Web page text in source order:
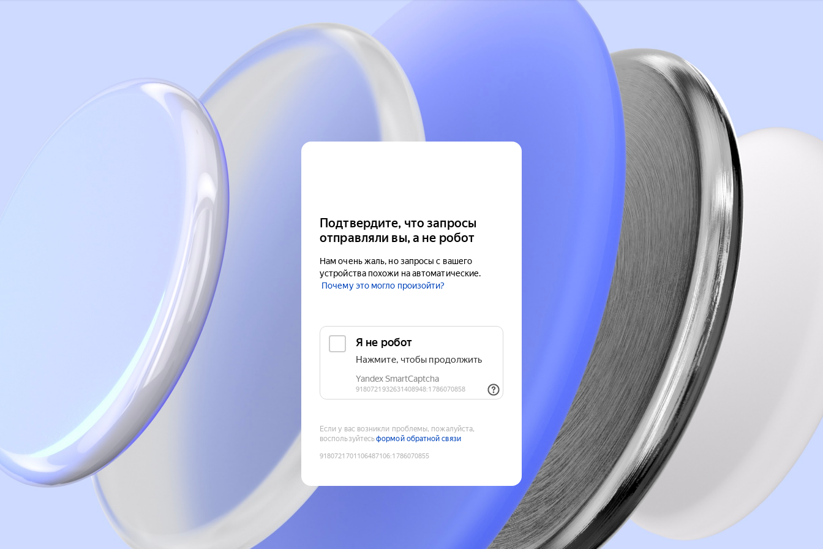
Подтвердите, что запросы
отправляли вы, а не робот
Нам очень жаль, но запросы с вашего
устройства похожи на автоматические.
Почему это могло произойти?
Если у вас возникли проблемы, пожалуйста,
воспользуйтесьформой обратной связи
9180721701106487106:1786070855